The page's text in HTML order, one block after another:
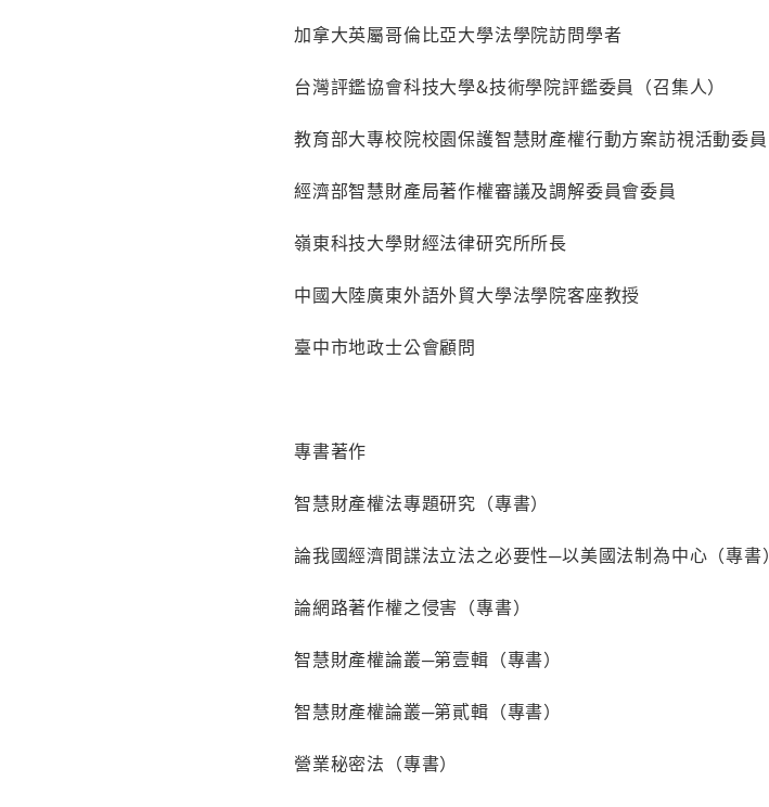
加拿大英屬哥倫比亞大學法學院訪問學者
台灣評鑑協會科技大學&技術學院評鑑委員（召集人）
教育部大專校院校園保護智慧財產權行動方案訪視活動委員
經濟部智慧財產局著作權審議及調解委員會委員
嶺東科技大學財經法律研究所所長
中國大陸廣東外語外貿大學法學院客座教授
臺中市地政士公會顧問
專書著作
智慧財產權法專題研究（專書）
論我國經濟間諜法立法之必要性─以美國法制為中心（專書）
論網路著作權之侵害（專書）
智慧財產權論叢─第壹輯（專書）
智慧財產權論叢─第貳輯（專書）
營業秘密法（專書）